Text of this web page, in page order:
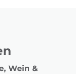
Wein &